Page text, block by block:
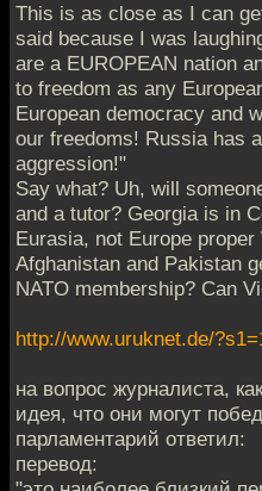
This is as close as I can
said because I was
are a EUROPEAN nation
to freedom as any
European democracy and
our freedoms! Russia has
aggression!"
Say what? Uh, will
and a tutor? Georgia is in
Eurasia, not Europe
Afghanistan and Pakistan
NATO membership? Can
http://www.uruknet.de/
на вопрос журналиста,
идея, что они могут
парламентарий ответил:
перевод: